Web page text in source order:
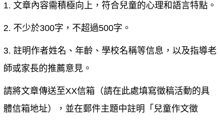
1. 文章內容需積極向上，符合兒童的心理和語言特點。
2. 不少於300字，不超過500字。
3. 註明作者姓名、年齡、學校名稱等信息，以及指導老
師或家長的推薦意見。
請將文章傳送至XX信箱（請在此處填寫徵稿活動的具
體信箱地址），並在郵件主題中註明「兒童作文徵